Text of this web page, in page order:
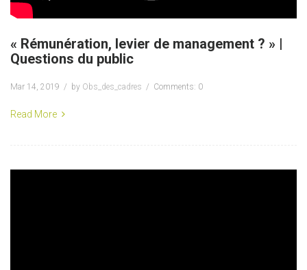
« Rémunération, levier de management ? » |
Questions du public
Mar 14, 2019 by Obs_des_cadres Comments: 0
Read More